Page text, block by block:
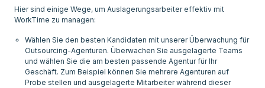
Hier sind einige Wege, um Auslagerungsarbeiter effektiv mit
Wählen Sie den besten Kandidaten mit unserer Überwachung für
Outsourcing-Agenturen. Überwachen Sie ausgelagerte Teams
und wählen Sie die am besten passende Agentur für Ihr
Geschäft. Zum Beispiel können Sie mehrere Agenturen auf
Probe stellen und ausgelagerte Mitarbeiter während dieser